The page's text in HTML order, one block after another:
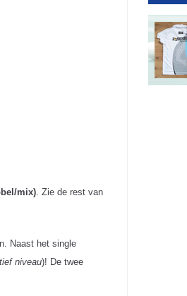
mix). Zie de rest van
Naast het single
niveau)! De twee